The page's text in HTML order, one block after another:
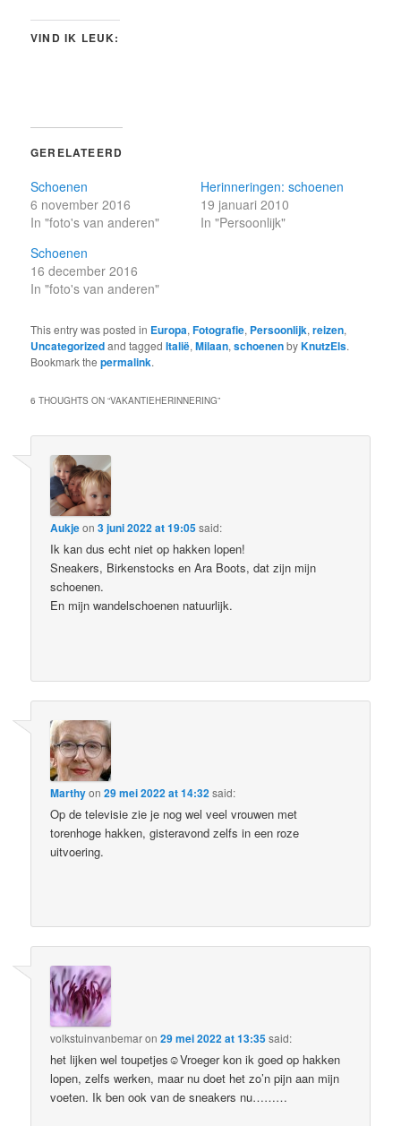
VIND IK LEUK:
GERELATEERD
Schoenen
6 november 2016
In "foto's van anderen"
Herinneringen: schoenen
19 januari 2010
In "Persoonlijk"
Schoenen
16 december 2016
In "foto's van anderen"
This entry was posted in Europa,Fotografie, Persoonlijk,reizen,
Uncategorizedand taggedItalië,Milaan,schoenenbyKnutzEls.
Bookmark thepermalink.
6 THOUGHTS ON “VAKANTIEHERINNERING”
Aukjeon3 juni 2022 at 19:05said:
Ik kan dus echt niet op hakken lopen!
Sneakers, Birkenstocks en Ara Boots, dat zijn mijn
schoenen.
En mijn wandelschoenen natuurlijk.
Marthyon29 mei 2022 at 14:32said:
Op de televisie zie je nog wel veel vrouwen met
torenhoge hakken, gisteravond zelfs in een roze
uitvoering.
volkstuinvanbemaron29 mei 2022 at 13:35said:
het lijken wel toupetjes☺Vroeger kon ik goed op hakken
lopen, zelfs werken, maar nu doet het zo’n pijn aan mijn
voeten. Ik ben ook van de sneakers nu………